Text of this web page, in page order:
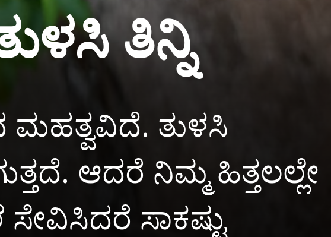
ತಿನ್ನಿ
ಮಹತ್ವವಿದೆ. ತುಳಸಿ
ಆದರೆ ನಿಮ್ಮ ಹಿತ್ತಲಲ್ಲೇ
ಸಾಕಷ್ಟು